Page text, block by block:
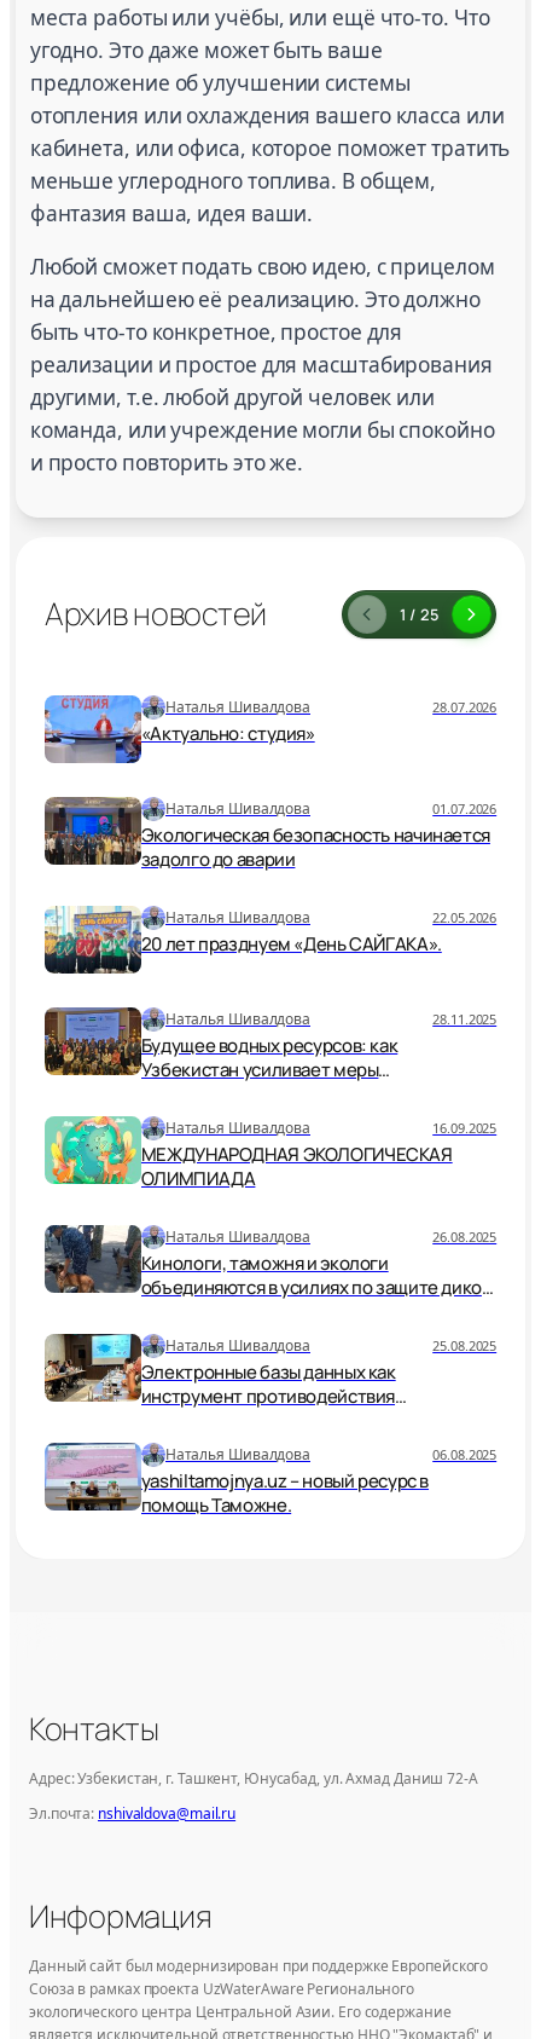
места работы или учёбы, или ещё что-то. Что
угодно. Это даже может быть ваше
предложение об улучшении системы
отопления или охлаждения вашего класса или
кабинета, или офиса, которое поможет тратить
меньше углеродного топлива. В общем,
фантазия ваша, идея ваши.
Любой сможет подать свою идею, с прицелом
на дальнейшею её реализацию. Это должно
быть что-то конкретное, простое для
реализации и простое для масштабирования
другими, т.е. любой другой человек или
команда, или учреждение могли бы спокойно
и просто повторить это же.
Архив новостей 1 / 25
Наталья Шивалдова 28.07.2026
«Актуально: студия»
Наталья Шивалдова 01.07.2026
Экологическая безопасность начинается
задолго до аварии
Наталья Шивалдова 22.05.2026
20 лет празднуем «День САЙГАКА».
Наталья Шивалдова 28.11.2025
Будущее водных ресурсов: как
Узбекистан усиливает меры
Наталья Шивалдова 16.09.2025
МЕЖДУНАРОДНАЯ ЭКОЛОГИЧЕСКАЯ
ОЛИМПИАДА
Наталья Шивалдова 26.08.2025
Кинологи, таможня и экологи
объединяются в усилиях по защите дикой
Наталья Шивалдова 25.08.2025
Электронные базы данных как
инструмент противодействия
Наталья Шивалдова 06.08.2025
yashiltamojnya.uz – новый ресурс в
помощь Таможне.
Контакты
Адрес: Узбекистан, г. Ташкент, Юнусабад, ул. Ахмад Даниш 72-А
Эл.почта: nshivaldova@mail.ru
Информация
Данный сайт был модернизирован при поддержке Европейского
Союза в рамках проекта UzWaterAware Регионального
экологического центра Центральной Азии. Его содержание
является исключительной ответственностью ННО "Экомактаб" и